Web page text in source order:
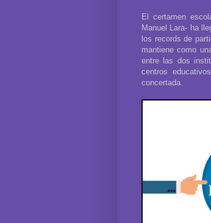
El certamen
Manuel Lara- ha
los records de
mantiene como
entre las dos
centros
concertada.